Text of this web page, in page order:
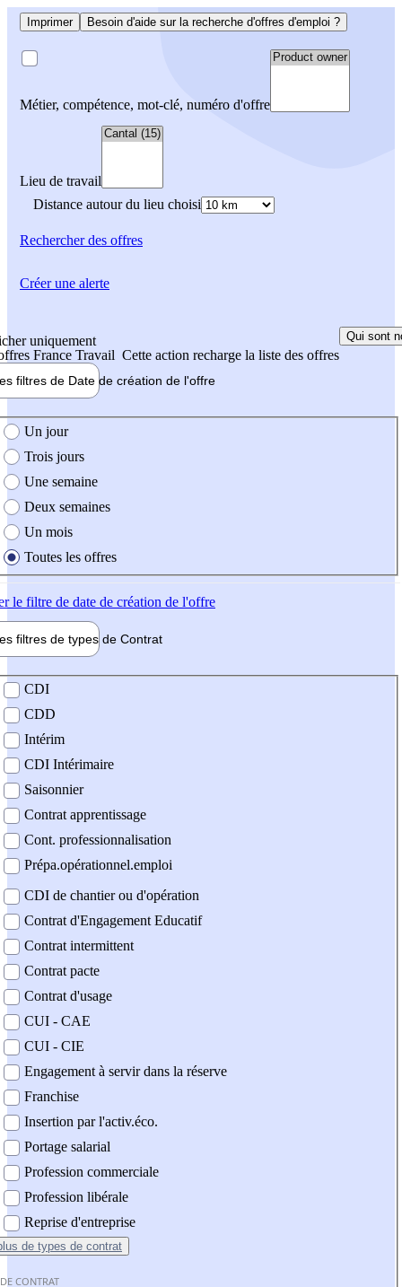
Imprimer Besoin d'aide sur la recherche d'offres d'emploi ?
Métier, compétence, mot-clé, numéro d'offre
Lieu de travail
Distance autour du lieu choisi
Rechercherdes offres
uniquement
France Travail Cette action recharge la liste des offres
Qui sont
filtres de Date de création de l'offre
création de l'offre
Un jour
Trois jours
Une semaine
Deux semaines
Un mois
Toutes les offres
le filtre de date de création de l'offre
filtres de types de Contrat
contrat
CDI
CDD
Intérim
CDI Intérimaire
Saisonnier
Contrat apprentissage
Cont. professionnalisation
Prépa.opérationnel.emploi
CDI de chantier ou d'opération
Contrat d'Engagement Educatif
Contrat intermittent
Contrat pacte
Contrat d'usage
CUI - CAE
CUI - CIE
Engagement à servir dans la réserve
Franchise
Insertion par l'activ.éco.
Portage salarial
Profession commerciale
Profession libérale
Reprise d'entreprise
de types de contrat
CONTRAT
Créer une alerte